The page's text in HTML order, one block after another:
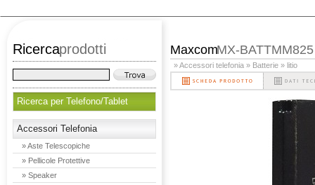
Ricercaprodotti
Ricerca per Telefono/Tablet
Accessori Telefonia
» Aste Telescopiche
» Pellicole Protettive
» Speaker
MaxcomMX-BATTMM825
» Accessori telefonia » Batterie » litio